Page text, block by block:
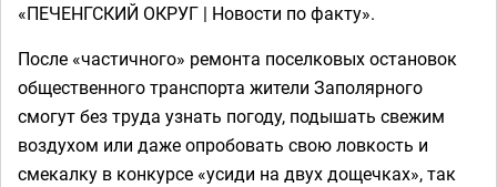
«ПЕЧЕНГСКИЙ ОКРУГ | Новости по факту».
После «частичного» ремонта поселковых остановок
общественного транспорта жители Заполярного
смогут без труда узнать погоду, подышать свежим
воздухом или даже опробовать свою ловкость и
смекалку в конкурсе «усиди на двух дощечках», так